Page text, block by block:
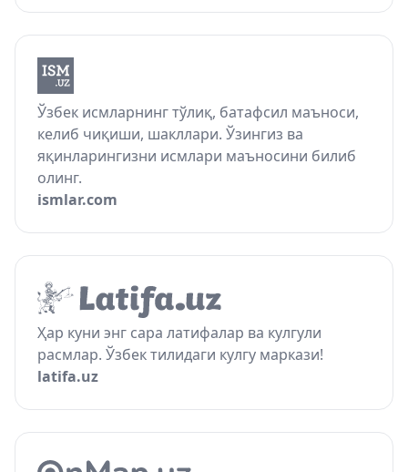
Ўзбек исмларнинг тўлиқ, батафсил маъноси,
келиб чиқиши, шакллари. Ўзингиз ва
яқинларингизни исмлари маъносини билиб
олинг.
ismlar.com
Ҳар куни энг сара латифалар ва кулгули
расмлар. Ўзбек тилидаги кулгу маркази!
latifa.uz